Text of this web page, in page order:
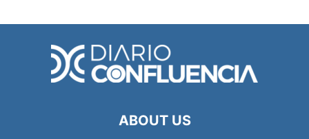
ABOUT US